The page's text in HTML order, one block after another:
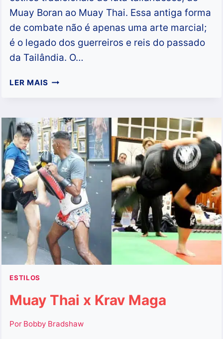
Muay Boran ao Muay Thai. Essa antiga forma
de combate não é apenas uma arte marcial;
é o legado dos guerreiros e reis do passado
da Tailândia. O…
LER MAIS MUAY
MUAY”
–
UMA
ARTE
MARCIAL
DOS
REIS
ESTILOS
Muay Thai x Krav Maga
Por Bobby Bradshaw